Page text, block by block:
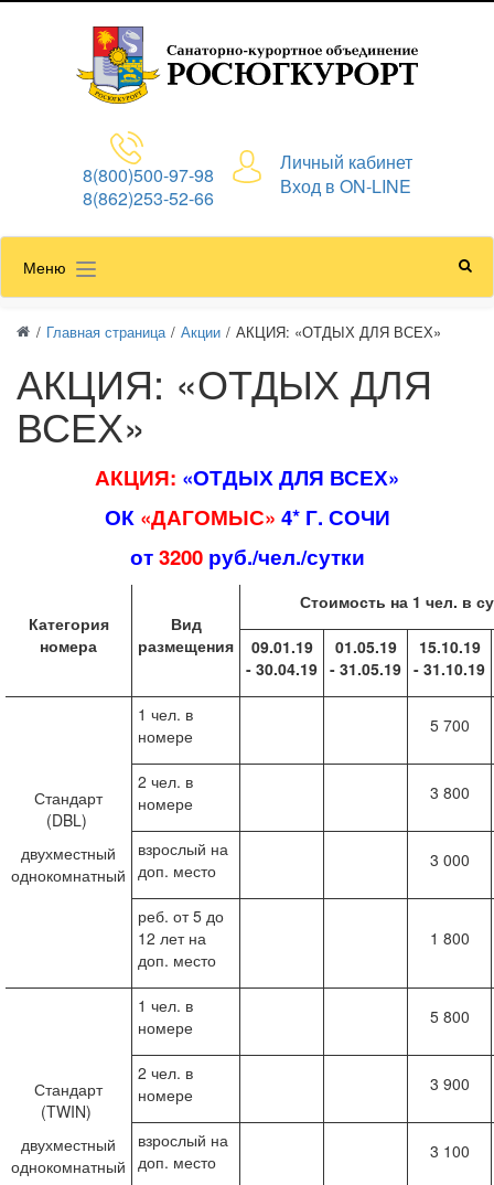
8(800)500-97-98
8(862)253-52-66
Личный кабинет
Вход в ON-LINE
Меню
/ Главная страница / Акции / АКЦИЯ: «ОТДЫХ ДЛЯ ВСЕХ»
АКЦИЯ: «ОТДЫХ ДЛЯ
ВСЕХ»
АКЦИЯ: «ОТДЫХ ДЛЯ ВСЕХ»
ОК «ДАГОМЫС» 4* Г. СОЧИ
от3200руб./чел./сутки
Категория
номера
Вид
размещения
Стоимость на 1 чел. в
09.01.19
- 30.04.19
01.05.19
- 31.05.19
15.10.19
- 31.10.19
Стандарт
(DBL)
двухместный
однокомнатный
1 чел. в
номере
5 700
2 чел. в
номере
3 800
взрослый на
доп. место
3 000
реб. от 5 до
12 лет на
доп. место
1 800
Стандарт
(TWIN)
двухместный
однокомнатный
1 чел. в
номере
5 800
2 чел. в
номере
3 900
взрослый на
доп. место
3 100